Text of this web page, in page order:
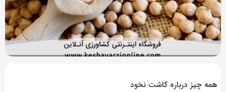
همه چیز درباره کاشت نخود